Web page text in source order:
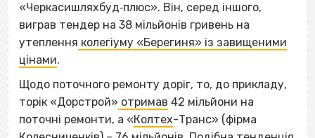
«Черкасишляхбуд‐плюс». Він, серед іншого,
виграв тендер на 38 мільйонів гривень на
утеплення колегіуму «Берегиня» із завищеними
цінами.
Щодо поточного ремонту доріг, то, до прикладу,
торік «Дорстрой» отримав 42 мільйони на
поточні ремонти, а «Колтех-Транс» (фірма